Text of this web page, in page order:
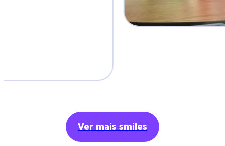
Ver mais smiles